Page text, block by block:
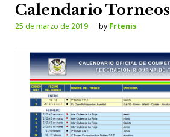
Calendario Torneos
25 de marzo de 2019 by Frtenis